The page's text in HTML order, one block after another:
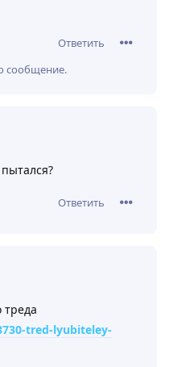
Ответить
сообщение.
Ответить
треда
tred-lyubiteley-